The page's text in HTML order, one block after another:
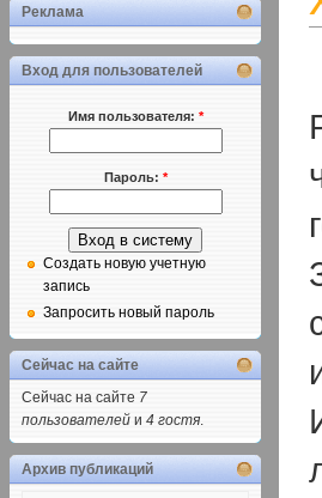
Реклама
Вход для пользователей
Имя пользователя: *
Пароль: *
Создать новую учетную
запись
Запросить новый пароль
Сейчас на сайте
Сейчас на сайте 7
пользователей и 4 гостя.
Архив публикаций